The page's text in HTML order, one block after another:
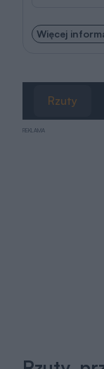
Więcej
Rzuty
REKLAMA